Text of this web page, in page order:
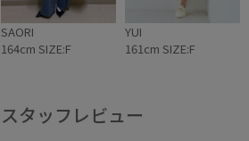
SAORI
164cm SIZE:F
YUI
161cm SIZE:F
スタッフレビュー